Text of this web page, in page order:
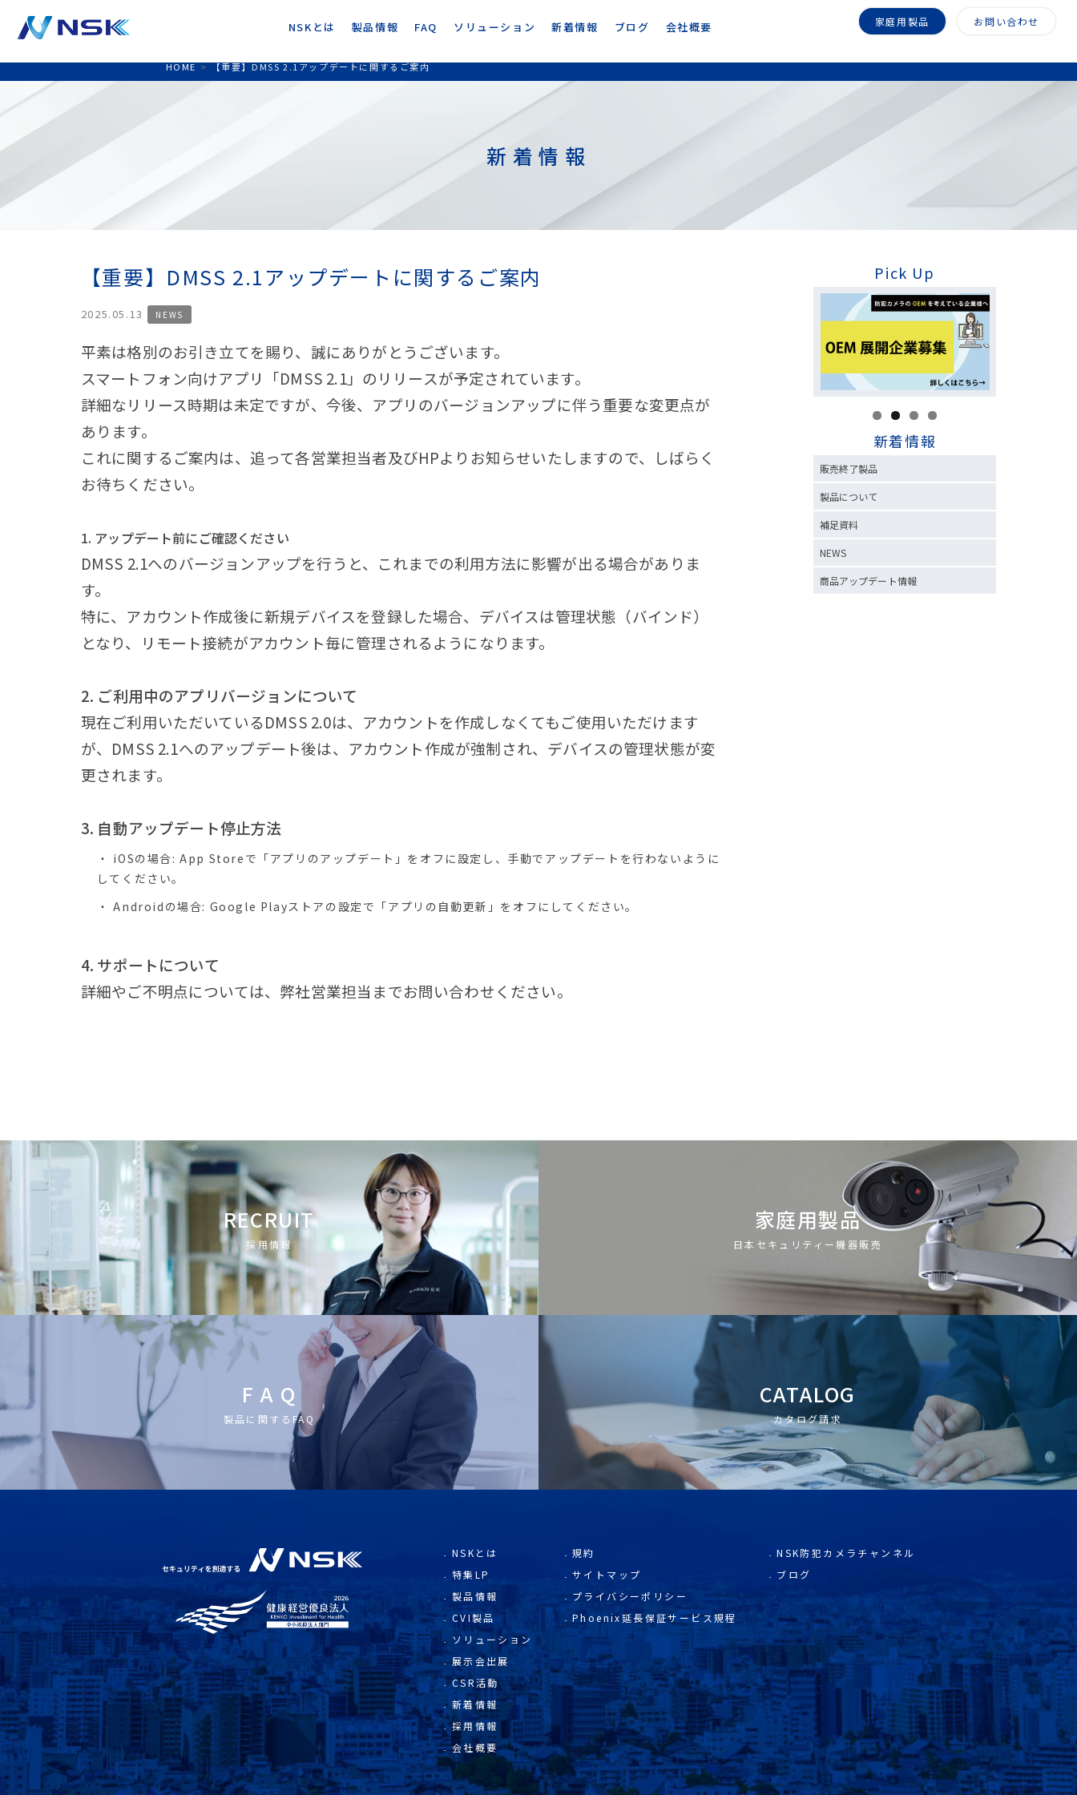
NSKとは 製品情報 FAQ ソリューション 新着情報 ブログ 会社概要 家庭用製品 お問い合わせ
HOME > 【重要】DMSS 2.1アップデートに関するご案内
新着情報
【重要】DMSS 2.1アップデートに関するご案内
2025.05.13 NEWS
平素は格別のお引き立てを賜り、誠にありがとうございます。
スマートフォン向けアプリ「DMSS 2.1」のリリースが予定されています。
詳細なリリース時期は未定ですが、今後、アプリのバージョンアップに伴う重要な変更点が
あります。
これに関するご案内は、追って各営業担当者及びHPよりお知らせいたしますので、しばらく
お待ちください。
1. アップデート前にご確認ください
DMSS 2.1へのバージョンアップを行うと、これまでの利用方法に影響が出る場合がありま
す。
特に、アカウント作成後に新規デバイスを登録した場合、デバイスは管理状態（バインド）
となり、リモート接続がアカウント毎に管理されるようになります。
2. ご利用中のアプリバージョンについて
現在ご利用いただいているDMSS 2.0は、アカウントを作成しなくてもご使用いただけます
が、DMSS 2.1へのアップデート後は、アカウント作成が強制され、デバイスの管理状態が変
更されます。
3. 自動アップデート停止方法
iOSの場合: App Storeで「アプリのアップデート」をオフに設定し、手動でアップデートを行わないように
してください。
Androidの場合: Google Playストアの設定で「アプリの自動更新」をオフにしてください。
4. サポートについて
詳細やご不明点については、弊社営業担当までお問い合わせください。
Pick Up
新着情報
販売終了製品
製品について
補足資料
NEWS
商品アップデート情報
RECRUIT
採用情報
家庭用製品
日本セキュリティー機器販売
F A Q
製品に関するFAQ
CATALOG
カタログ請求
NSKとは
特集LP
製品情報
CVI製品
ソリューション
展示会出展
CSR活動
新着情報
採用情報
会社概要
規約
サイトマップ
プライバシーポリシー
Phoenix延長保証サービス規程
NSK防犯カメラチャンネル
ブログ